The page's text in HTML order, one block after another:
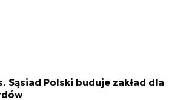
Sąsiad Polski buduje zakład dla